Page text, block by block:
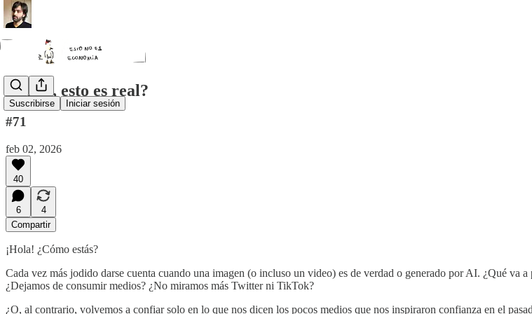
Suscribirse Iniciar sesión
¿Grok, esto es real?
#71
feb 02, 2026
40
6
4
Compartir
¡Hola! ¿Cómo estás?
Cada vez más jodido darse cuenta cuando una imagen (o incluso un video) es de verdad o generado por AI. ¿Qué va
¿Dejamos de consumir medios? ¿No miramos más Twitter ni TikTok?
¿O, al contrario, volvemos a confiar solo en lo que nos dicen los pocos medios que nos inspiraron confianza en el